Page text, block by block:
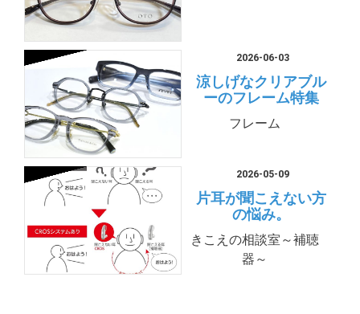
2026-06-03
涼しげなクリアブル
ーのフレーム特集
フレーム
2026-05-09
片耳が聞こえない方
の悩み。
きこえの相談室～補聴
器～